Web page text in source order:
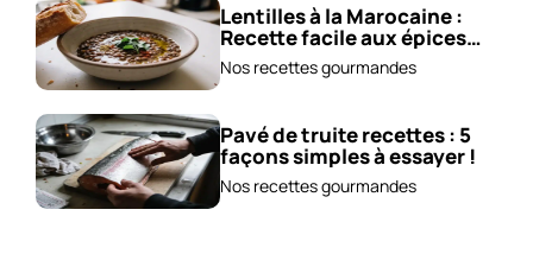
Lentilles à la Marocaine :
Recette facile aux épices
et carottes!
Nos recettes gourmandes
Pavé de truite recettes : 5
façons simples à essayer !
Nos recettes gourmandes